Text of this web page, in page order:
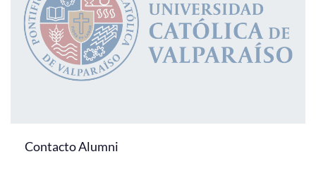
Contacto Alumni